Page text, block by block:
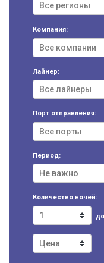
Компания:
Лайнер:
Порт отправления:
Период:
Количество ночей:
до